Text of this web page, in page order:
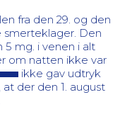
fra den 29. og den
smerteklager. Den
5 mg. i venen i alt
om natten ikke var
ikke gav udtryk
der den 1. august